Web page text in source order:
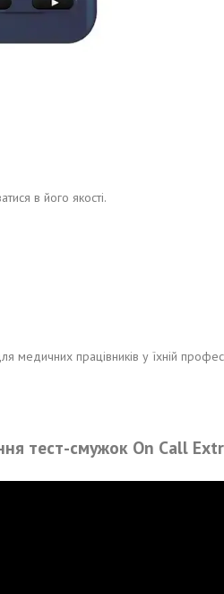
в його якості.
працівників у їхній
тест-смужок On Call